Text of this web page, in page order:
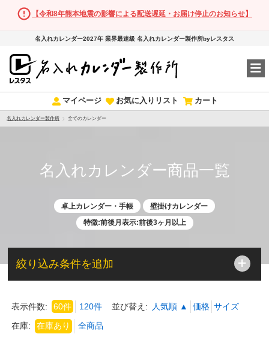
【令和8年熊本地震の影響による配送遅延・お届け停止のお知らせ】
名入れカレンダー2027年 業界最速級 名入れカレンダー製作所byレスタス
マイページ お気に入りリスト カート
名入れカレンダー製作所 全てのカレンダー
名入れカレンダー商品一覧
卓上カレンダー・手帳
壁掛けカレンダー
特徴:前後月表示:前後3ヶ月以上
絞り込み条件を追加
表示件数: 60件 120件 並び替え: 人気順 ▲ 価格 サイズ
在庫: